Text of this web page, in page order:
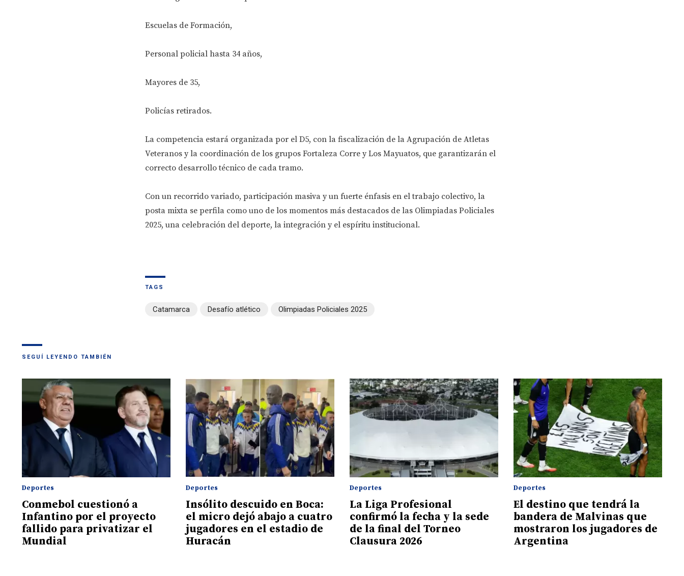
Escuelas de Formación,
Personal policial hasta 34 años,
Mayores de 35,
Policías retirados.
La competencia estará organizada por el D5, con la fiscalización de la Agrupación de Atletas
Veteranos y la coordinación de los grupos Fortaleza Corre y Los Mayuatos, que garantizarán el
correcto desarrollo técnico de cada tramo.
Con un recorrido variado, participación masiva y un fuerte énfasis en el trabajo colectivo, la
posta mixta se perfila como uno de los momentos más destacados de las Olimpiadas Policiales
2025, una celebración del deporte, la integración y el espíritu institucional.
TAGS
Catamarca Desafío atlético Olimpiadas Policiales 2025
SEGUÍ LEYENDO TAMBIÉN
Deportes
Conmebol cuestionó a
Infantino por el proyecto
fallido para privatizar el
Mundial
Deportes
Insólito descuido en Boca:
el micro dejó abajo a cuatro
jugadores en el estadio de
Huracán
Deportes
La Liga Profesional
confirmó la fecha y la sede
de la final del Torneo
Clausura 2026
Deportes
El destino que tendrá la
bandera de Malvinas que
mostraron los jugadores de
Argentina